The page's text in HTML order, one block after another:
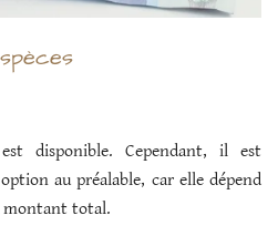
disponible. Cependant, il est
au préalable, car elle dépend
montant total.